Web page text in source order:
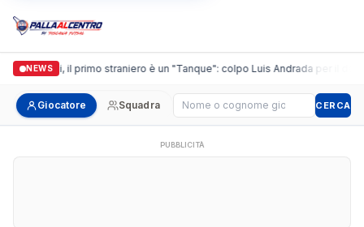
NEWS
Casalguidi, il primo straniero è un "Tanque": colpo Luis Andrada per il
Giocatore Squadra Cerca giocatore CERCA
PUBBLICITÀ